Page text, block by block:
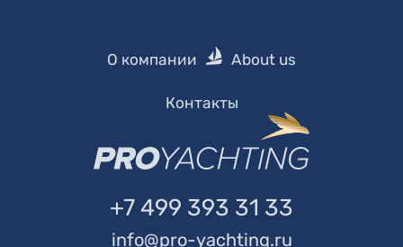
О компании About us
Контакты
+7 499 393 31 33
info@pro-yachting.ru